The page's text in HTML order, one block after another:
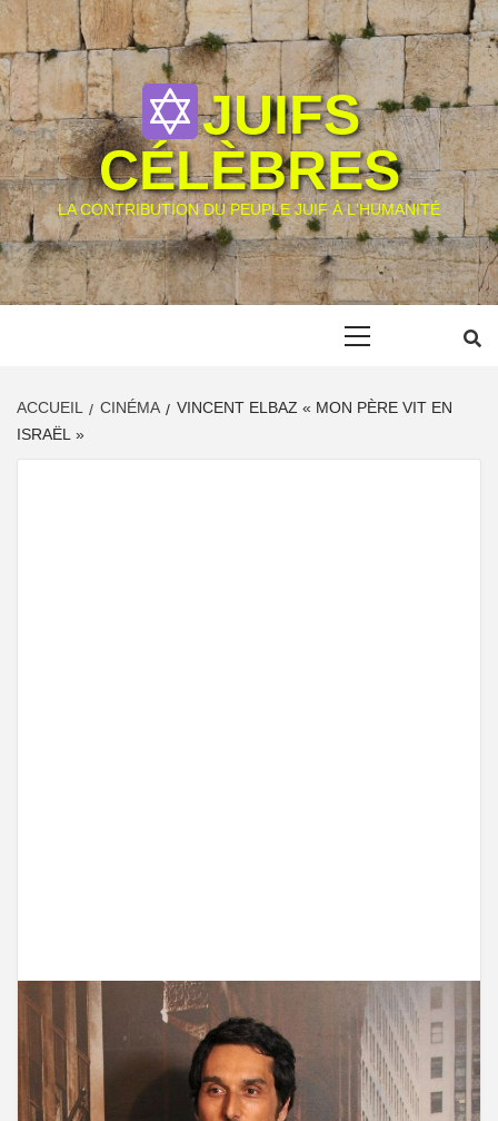
Skip
content
JUIFS
CÉLÈBRES
LA CONTRIBUTION DU PEUPLE JUIF À L'HUMANITÉ
ACCUEIL CINÉMA
VINCENT ELBAZ « MON PÈRE VIT EN
ISRAËL »